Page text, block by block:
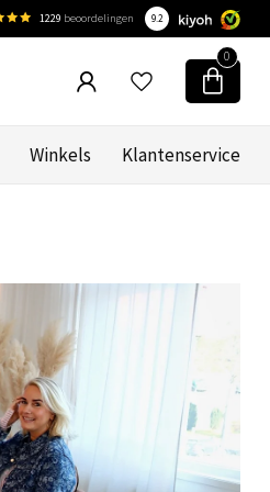
1229 beoordelingen 9.2
0
Winkels Klantenservice